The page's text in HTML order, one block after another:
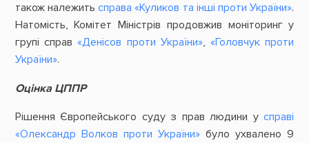
також належитьсправа «Куликов та інші проти України».
Натомість, Комітет Міністрів продовжив моніторинг у
групі справ«Денісов проти України», «Головчук проти
України».
Оцінка ЦППР
Рішення Європейського суду з прав людини усправі
«Олександр Волков проти України» було ухвалено 9